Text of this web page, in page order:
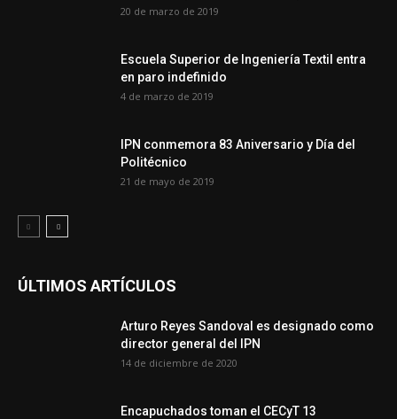
20 de marzo de 2019
Escuela Superior de Ingeniería Textil entra
en paro indefinido
4 de marzo de 2019
IPN conmemora 83 Aniversario y Día del
Politécnico
21 de mayo de 2019
ÚLTIMOS ARTÍCULOS
Arturo Reyes Sandoval es designado como
director general del IPN
14 de diciembre de 2020
Encapuchados toman el CECyT 13